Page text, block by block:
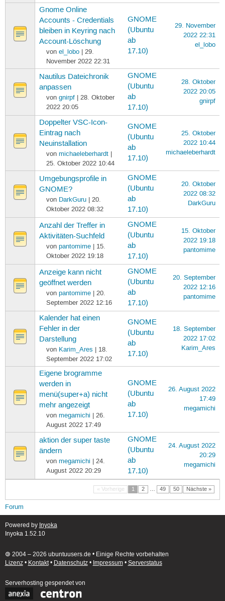
Gnome Online
Accounts - Credentials
bleiben in Keyring nach
Account-Löschung
von el_lobo| 29.
November 2022 22:31
GNOME
(Ubuntu
ab
17.10)
29. November
2022 22:31
el_lobo
Nautilus Dateichronik
anpassen
von gnirpf| 28. Oktober
2022 20:05
GNOME
(Ubuntu
ab
17.10)
28. Oktober
2022 20:05
gnirpf
Doppelter VSC-Icon-
Eintrag nach
Neuinstallation
von michaeleberhardt|
25. Oktober 2022 10:44
GNOME
(Ubuntu
ab
17.10)
25. Oktober
2022 10:44
michaeleberhardt
Umgebungsprofile in
GNOME?
von DarkGuru| 20.
Oktober 2022 08:32
GNOME
(Ubuntu
ab
17.10)
20. Oktober
2022 08:32
DarkGuru
Anzahl der Treffer in
Aktivitäten-Suchfeld
von pantomime| 15.
Oktober 2022 19:18
GNOME
(Ubuntu
ab
17.10)
15. Oktober
2022 19:18
pantomime
Anzeige kann nicht
geöffnet werden
von pantomime| 20.
September 2022 12:16
GNOME
(Ubuntu
ab
17.10)
20. September
2022 12:16
pantomime
Kalender hat einen
Fehler in der
Darstellung
von Karim_Ares | 18.
September 2022 17:02
GNOME
(Ubuntu
ab
17.10)
18. September
2022 17:02
Karim_Ares
Eigene brogramme
werden in
menü(super+a) nicht
mehr angezeigt
von megamichi | 26.
August 2022 17:49
GNOME
(Ubuntu
ab
17.10)
26. August 2022
17:49
megamichi
aktion der super taste
ändern
von megamichi | 24.
August 2022 20:29
GNOME
(Ubuntu
ab
17.10)
24. August 2022
20:29
megamichi
« Vorherige 1 2 … 49 50 Nächste »
Forum
Powered by Inyoka
Inyoka 1.52.10
🄯 2004 – 2026 ubuntuusers.de • Einige Rechte vorbehalten
Lizenz• Kontakt• Datenschutz• Impressum• Serverstatus
Serverhosting gespendet von